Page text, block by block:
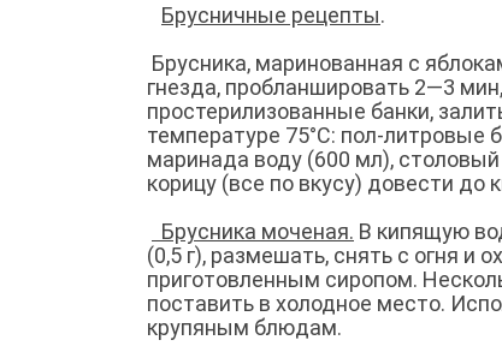
Брусничные рецепты.
Брусника, маринованная с
гнезда, пробланшировать 2—3
простерилизованные банки,
температуре 75°C: пол-
маринада воду (600 мл), столовый
корицу (все по вкусу) довести до
Брусника моченая. В кипящую
(0,5 г), размешать, снять с огня и
приготовленным сиропом.
поставить в холодное место.
крупяным блюдам.